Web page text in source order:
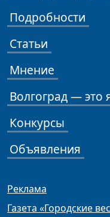
Подробности
Статьи
Мнение
Волгоград — это
Конкурсы
Объявления
Реклама
Газета «Городские